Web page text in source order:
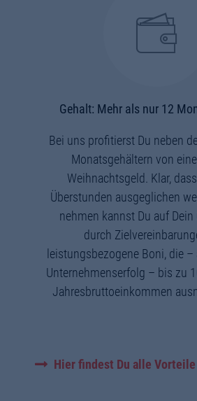
Gehalt: Mehr als nur 12
Bei uns profitierst Du neben
Monatsgehältern von
Weihnachtsgeld. Klar,
Überstunden ausgeglichen
nehmen kannst Du auf Dein
durch
leistungsbezogene Boni, die
Unternehmenserfolg – bis zu
Jahresbruttoeinkommen
Hier findest Du alle